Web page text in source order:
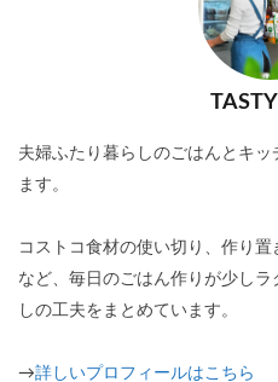
夫婦ふたり暮らしのごはんとキッ
ます。
コストコ食材の使い切り、作り
など、毎日のごはん作りが少し
しの工夫をまとめています。
→詳しいプロフィールはこちら